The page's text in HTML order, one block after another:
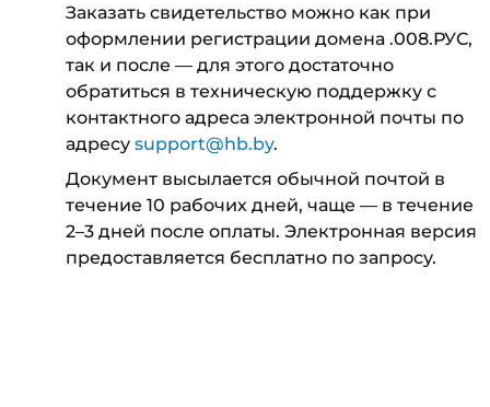
Заказать свидетельство можно как при
оформлении регистрации домена .008.РУС,
так и после — для этого достаточно
обратиться в техническую поддержку с
контактного адреса электронной почты по
адресу support@hb.by.
Документ высылается обычной почтой в
течение 10 рабочих дней, чаще — в течение
2–3 дней после оплаты. Электронная версия
предоставляется бесплатно по запросу.